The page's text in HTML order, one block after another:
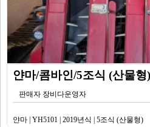
얀마/콤바인/5조식 (산물
판매자 장비다운영자
얀마 | YH5101 | 2019년식 | 5조식 (산물형)